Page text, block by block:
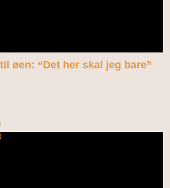
øen: “Det her skal jeg bare”